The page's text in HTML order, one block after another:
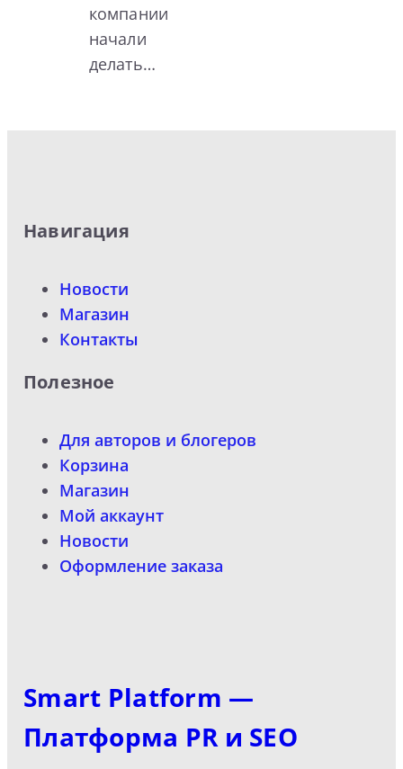
компании
начали
делать…
Навигация
Новости
Магазин
Контакты
Полезное
Для авторов и блогеров
Корзина
Магазин
Мой аккаунт
Новости
Оформление заказа
Smart Platform —
Платформа PR и SEO